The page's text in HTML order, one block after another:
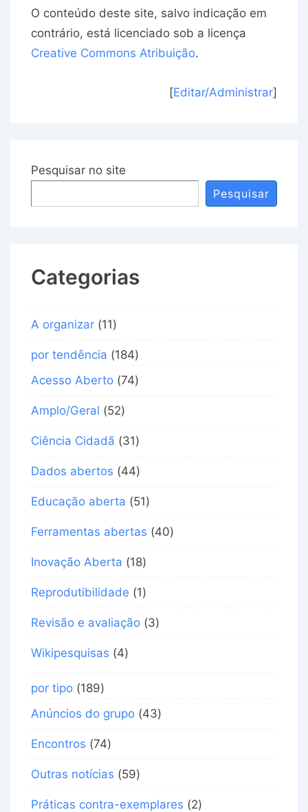
O conteúdo deste site, salvo indicação em
contrário, está licenciado sob a licença
Creative Commons Atribuição.
[Editar/Administrar]
Pesquisar no site
Pesquisar
Categorias
A organizar (11)
por tendência (184)
Acesso Aberto (74)
Amplo/Geral (52)
Ciência Cidadã (31)
Dados abertos (44)
Educação aberta (51)
Ferramentas abertas (40)
Inovação Aberta (18)
Reprodutibilidade (1)
Revisão e avaliação (3)
Wikipesquisas (4)
por tipo (189)
Anúncios do grupo (43)
Encontros (74)
Outras notícias (59)
Práticas contra-exemplares (2)